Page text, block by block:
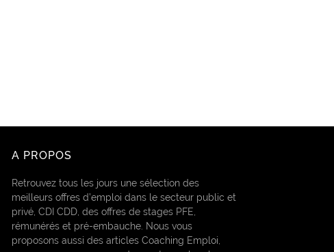
A PROPOS
Retrouvez tous les jours une sélection des
meilleurs offres d’emploi dans le secteur public et
privé, CDI CDD, des offres de stages PFE,
rémunérés et pré-embauche. Nous vous
proposons aussi des articles Coaching Emploi,